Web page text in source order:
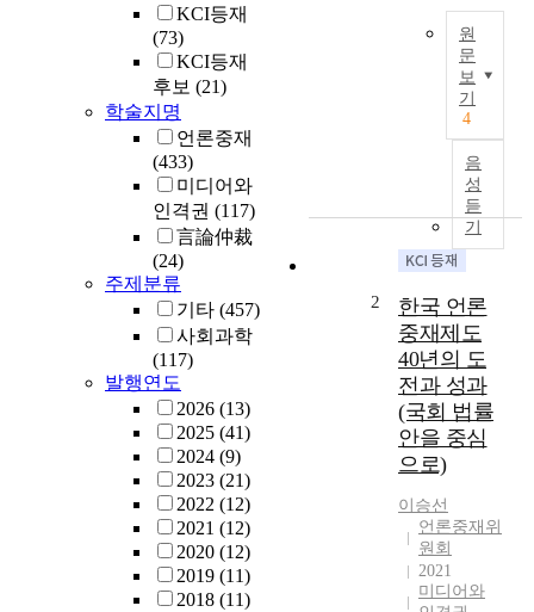
KCI등재
(73)
KCI등재
후보 (21)
학술지명
언론중재
(433)
미디어와
인격권 (117)
言論仲裁
(24)
주제분류
기타 (457)
사회과학
(117)
발행연도
2026 (13)
2025 (41)
2024 (9)
2023 (21)
2022 (12)
2021 (12)
2020 (12)
2019 (11)
2018 (11)
원
문
보
기
4
음
성
듣
기
2
한국 언론
중재제도
40년의 도
전과 성과
(국회 법률
안을 중심
으로)
이승선
언론중재위
원회
2021
미디어와